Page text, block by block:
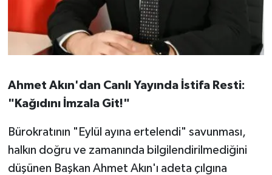
Ahmet Akın'dan Canlı Yayında İstifa Resti:
"Kağıdını İmzala Git!"
Bürokratının "Eylül ayına ertelendi" savunması,
halkın doğru ve zamanında bilgilendirilmediğini
düşünen Başkan Ahmet Akın'ı adeta çılgına